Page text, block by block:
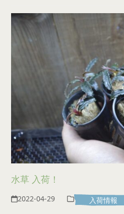
水草 入荷！
2022-04-29 入荷情報